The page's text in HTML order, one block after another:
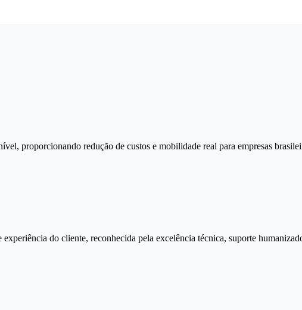
proporcionando redução de custos e mobilidade real para empresas
experiência do cliente, reconhecida pela excelência técnica, suporte